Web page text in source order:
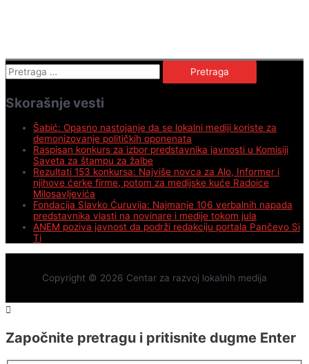
Pretraga
za:
Skorašnje vesti
Šabić: Opasno nastojanje da se lokalni mediji koriste za
demonizovanje političkih oponenata
Raspisan konkurs za izbor predstavnika javnosti u Komisiji
Saveta za štampu za žalbe
Rezultati 153 konkursa: Najviše novca za Alo, Informer i
njihove ćerke firme, potom za medijske kuće Radoice
Milosavljevića
Fondacija Slavko Ćuruvija: Najmanje 106 verbalnih napada
predstavnika vlasti na novinare i medije tokom jula
ANEM poziva javnost da podrži redakciju portala Pančevo Si
Ti
Copyright © 2026 Centar za razvoj lokalnih medija
Započnite pretragu i pritisnite dugme Enter